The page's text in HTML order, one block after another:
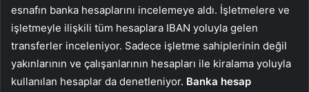
esnafın banka hesaplarını incelemeye aldı. İşletmelere ve
işletmeyle ilişkili tüm hesaplara IBAN yoluyla gelen
transferler inceleniyor. Sadece işletme sahiplerinin değil
yakınlarının ve çalışanlarının hesapları ile kiralama yoluyla
kullanılan hesaplar da denetleniyor. Banka hesap